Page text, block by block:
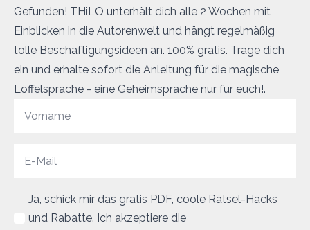
Gefunden! THiLO unterhält dich alle 2 Wochen mit
Einblicken in die Autorenwelt und hängt regelmäßig
tolle Beschäftigungsideen an. 100% gratis. Trage dich
ein und erhalte sofort die Anleitung für die magische
Löffelsprache - eine Geheimsprache nur für euch!.
Ja, schick mir das gratis PDF, coole Rätsel-Hacks
und Rabatte. Ich akzeptiere die